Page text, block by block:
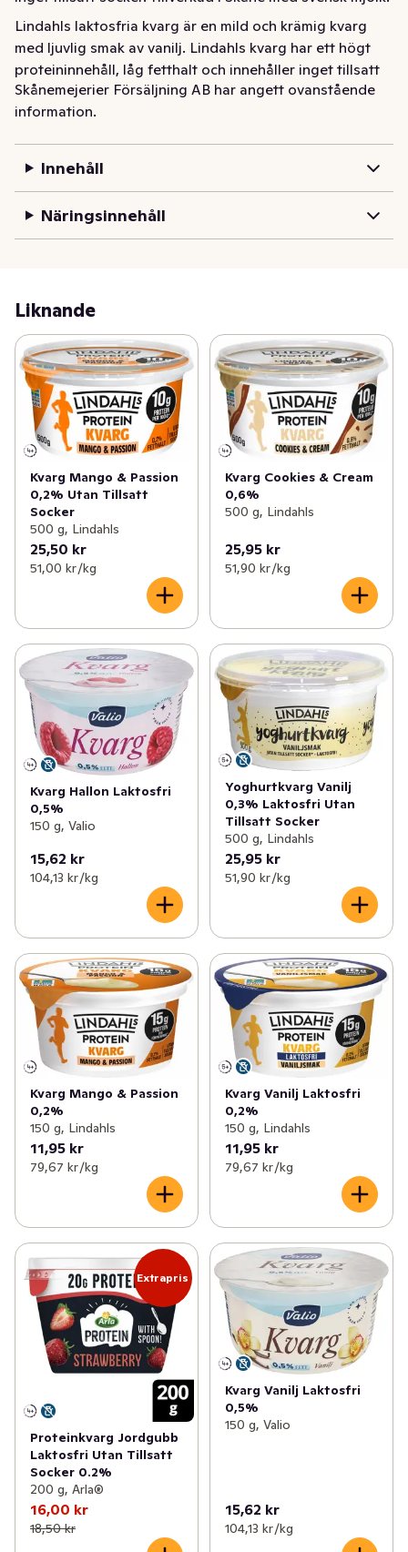
Lindahls laktosfria kvarg är en mild och krämig kvarg
med ljuvlig smak av vanilj. Lindahls kvarg har ett högt
proteininnehåll, låg fetthalt och innehåller inget tillsatt
socker. Perfekt att njuta som den är eller toppa med
nötter, frukt eller färska bär. Ät den efter träningen, som
mjölk.
Skånemejerier Försäljning AB har angett ovanstående
information.
Innehåll
Näringsinnehåll
Liknande
Kvarg Mango & Passion
0,2% Utan Tillsatt
Socker
500 g, Lindahls
25,50 kr
51,00 kr /kg
Kvarg Cookies & Cream
0,6%
500 g, Lindahls
25,95 kr
51,90 kr /kg
Kvarg Hallon Laktosfri
0,5%
150 g, Valio
15,62 kr
104,13 kr /kg
Yoghurtkvarg Vanilj
0,3% Laktosfri Utan
Tillsatt Socker
500 g, Lindahls
25,95 kr
51,90 kr /kg
Kvarg Mango & Passion
0,2%
150 g, Lindahls
11,95 kr
79,67 kr /kg
Kvarg Vanilj Laktosfri
0,2%
150 g, Lindahls
11,95 kr
79,67 kr /kg
Extrapris
Proteinkvarg Jordgubb
Laktosfri Utan Tillsatt
Socker 0.2%
200 g, Arla®
16,00 kr
18,50 kr
Kvarg Vanilj Laktosfri
0,5%
150 g, Valio
15,62 kr
104,13 kr /kg